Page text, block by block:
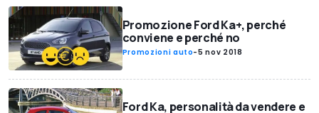
Promozione Ford Ka+, perché
conviene e perché no
Promozioni auto-5 nov 2018
Ford Ka, personalità da vendere e